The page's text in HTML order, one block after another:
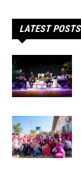
LATEST POSTS